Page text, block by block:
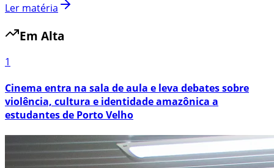
Ler matéria
Em Alta
1
Cinema entra na sala de aula e leva debates sobre
violência, cultura e identidade amazônica a
estudantes de Porto Velho